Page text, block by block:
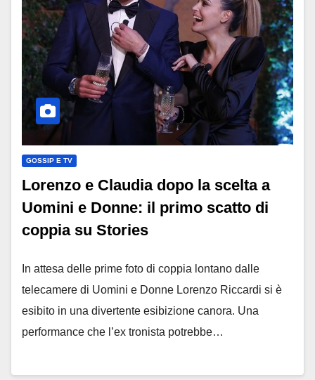
GOSSIP E TV
Lorenzo e Claudia dopo la scelta a
Uomini e Donne: il primo scatto di
coppia su Stories
In attesa delle prime foto di coppia lontano dalle
telecamere di Uomini e Donne Lorenzo Riccardi si è
esibito in una divertente esibizione canora. Una
performance che l’ex tronista potrebbe…